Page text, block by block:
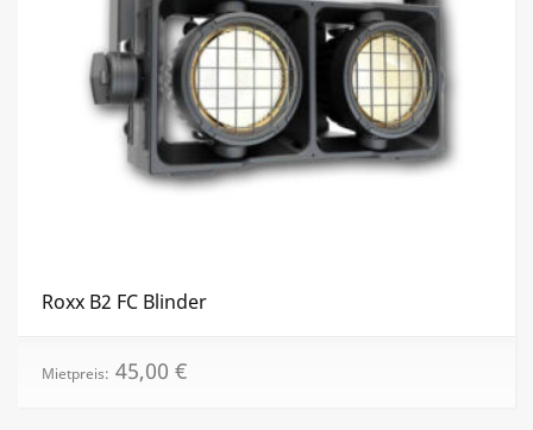
Roxx B2 FC Blinder
Mietpreis: 45,00 €